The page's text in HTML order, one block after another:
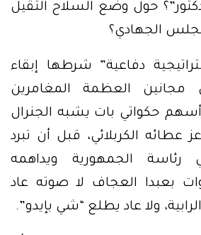
حول وضع السلاح الثقيل
الجهادي؟
دفاعية” شرطها إبقاء
مجانين العظمة المغامرين
حكواتي بات يشبه الجنرال
الكربلائي، قبل أن تبرد
الجمهورية ويداهمه
بعبدا العجاف لا صوته عاد
ولا عاد يطلع “شي بإيدو”.